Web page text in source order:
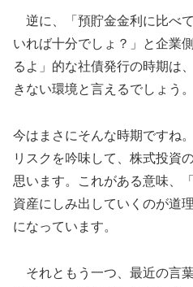
逆に、「預貯金金利に比べ
いれば十分でしょ？」と企業
るよ」的な社債発行の時期は
きない環境と言えるでしょう。
今はまさにそんな時期ですね
リスクを吟味して、株式投資
思います。これがある意味、
資産にしみ出していくのが道
になっています。
それともう一つ、最近の言